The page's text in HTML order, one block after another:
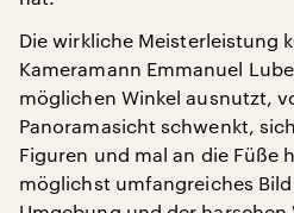
Die wirkliche Meisterleistung
Kameramann Emmanuel
möglichen Winkel ausnutzt,
Panoramasicht schwenkt,
Figuren und mal an die Füße
möglichst umfangreiches